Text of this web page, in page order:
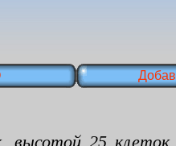
25 клеток.